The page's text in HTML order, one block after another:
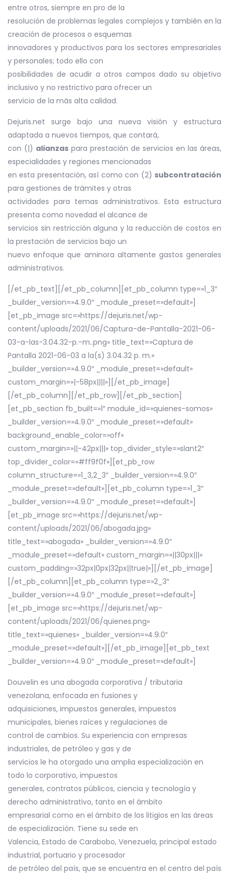
entre otros, siempre en pro de la
resolución de problemas legales complejos y también en la
creación de procesos o esquemas
innovadores y productivos para los sectores empresariales
y personales; todo ello con
posibilidades de acudir a otros campos dado su objetivo
inclusivo y no restrictivo para ofrecer un
servicio de la más alta calidad.
Dejuris.net surge bajo una nueva visión y estructura
adaptada a nuevos tiempos, que contará,
con (|) alianzas para prestación de servicios en las áreas,
especialidades y regiones mencionadas
en esta presentación, así como con (2) subcontratación
para gestiones de trámites y otras
actividades para temas administrativos. Esta estructura
presenta como novedad el alcance de
servicios sin restricción alguna y la reducción de costos en
la prestación de servicios bajo un
nuevo enfoque que aminora altamente gastos generales
administrativos.
[/et_pb_text][/et_pb_column][et_pb_column type=»1_3″
_builder_version=»4.9.0″ _module_preset=»default»]
[et_pb_image src=»https://dejuris.net/wp-
content/uploads/2021/06/Captura-de-Pantalla-2021-06-
03-a-las-3.04.32-p.-m..png» title_text=»Captura de
Pantalla 2021-06-03 a la(s) 3.04.32 p. m.»
_builder_version=»4.9.0″ _module_preset=»default»
custom_margin=»|-58px||||»][/et_pb_image]
[/et_pb_column][/et_pb_row][/et_pb_section]
[et_pb_section fb_built=»1″ module_id=»quienes-somos»
_builder_version=»4.9.0″ _module_preset=»default»
background_enable_color=»off»
custom_margin=»||-42px|||» top_divider_style=»slant2″
top_divider_color=»#ff9f0f»][et_pb_row
column_structure=»1_3,2_3″ _builder_version=»4.9.0″
_module_preset=»default»][et_pb_column type=»1_3″
_builder_version=»4.9.0″ _module_preset=»default»]
[et_pb_image src=»https://dejuris.net/wp-
content/uploads/2021/06/abogada.jpg»
title_text=»abogada» _builder_version=»4.9.0″
_module_preset=»default» custom_margin=»||30px|||»
custom_padding=»32px|0px|32px||true|»][/et_pb_image]
[/et_pb_column][et_pb_column type=»2_3″
_builder_version=»4.9.0″ _module_preset=»default»]
[et_pb_image src=»https://dejuris.net/wp-
content/uploads/2021/06/quienes.png»
title_text=»quienes» _builder_version=»4.9.0″
_module_preset=»default»][/et_pb_image][et_pb_text
_builder_version=»4.9.0″ _module_preset=»default»]
Douvelin es una abogada corporativa / tributaria
venezolana, enfocada en fusiones y
adquisiciones, impuestos generales, impuestos
municipales, bienes raíces y regulaciones de
control de cambios. Su experiencia con empresas
industriales, de petróleo y gas y de
servicios le ha otorgado una amplia especialización en
todo lo corporativo, impuestos
generales, contratos públicos, ciencia y tecnología y
derecho administrativo, tanto en el ámbito
empresarial como en el ámbito de los litigios en las áreas
de especialización. Tiene su sede en
Valencia, Estado de Carabobo, Venezuela, principal estado
industrial, portuario y procesador
de petróleo del país, que se encuentra en el centro del país